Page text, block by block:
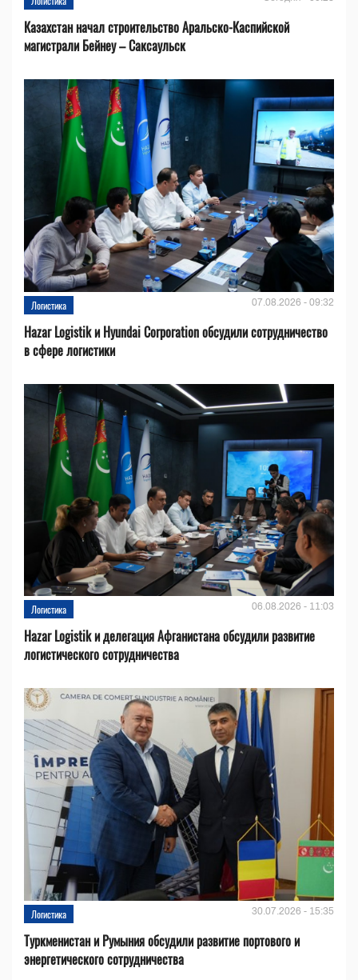
Казахстан начал строительство Аральско-Каспийской
магистрали Бейнеу – Саксаульск
Логистика 07.08.2026 - 09:32
Hazar Logistik и Hyundai Corporation обсудили сотрудничество
в сфере логистики
Логистика 06.08.2026 - 11:03
Hazar Logistik и делегация Афганистана обсудили развитие
логистического сотрудничества
Логистика 30.07.2026 - 15:35
Туркменистан и Румыния обсудили развитие портового и
энергетического сотрудничества